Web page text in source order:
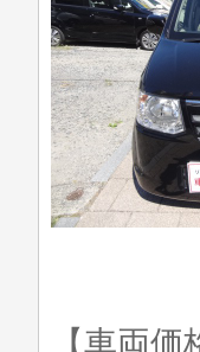
【車両価